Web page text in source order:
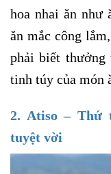
hoa nhai ăn như
ăn mắc công
phải biết thưởng
tinh túy của món
2. Atiso – Thứ
tuyệt vời